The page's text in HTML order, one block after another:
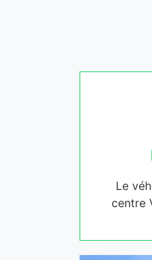
Le
centre